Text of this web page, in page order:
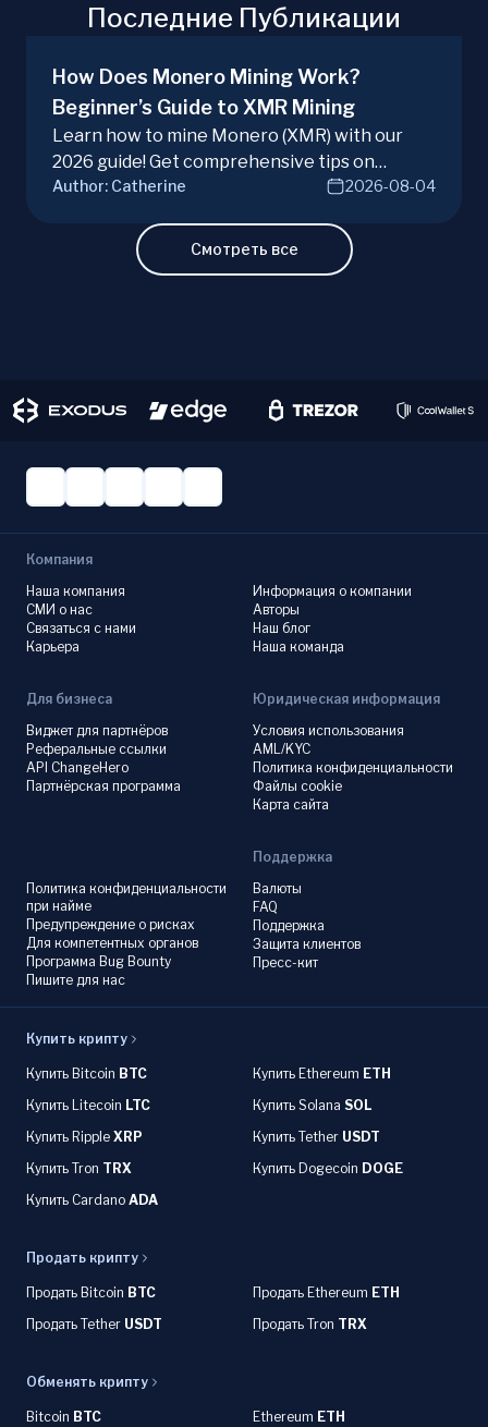
Последние Публикации
How Does Monero Mining Work?
Beginner’s Guide to XMR Mining
Learn how to mine Monero (XMR) with our
2026 guide! Get comprehensive tips on
hardware, software, and techniques for
Author: Catherine 2026-08-04
Смотреть все
Компания
Наша компания
СМИ о нас
Связаться с нами
Карьера
Информация о компании
Авторы
Наш блог
Наша команда
Для бизнеса
Виджет для партнёров
Реферальные ссылки
API ChangeHero
Партнёрская программа
Юридическая информация
Условия использования
AML/KYC
Политика конфиденциальности
Файлы cookie
Карта сайта
Политика конфиденциальности
при найме
Предупреждение о рисках
Для компетентных органов
Программа Bug Bounty
Пишите для нас
Поддержка
Валюты
FAQ
Поддержка
Защита клиентов
Пресс-кит
Купить крипту
Купить Bitcoin BTC Купить Ethereum ETH
Купить Litecoin LTC Купить Solana SOL
Купить Ripple XRP Купить Tether USDT
Купить Tron TRX Купить Dogecoin DOGE
Купить Cardano ADA
Продать крипту
Продать Bitcoin BTC Продать Ethereum ETH
Продать Tether USDT Продать Tron TRX
Обменять крипту
Bitcoin BTC Ethereum ETH